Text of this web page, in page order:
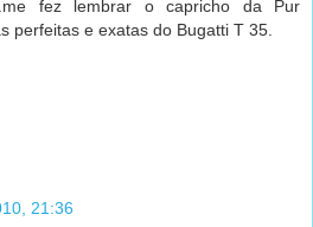
fez lembrar o capricho da Pur
perfeitas e exatas do Bugatti T 35.
21:36